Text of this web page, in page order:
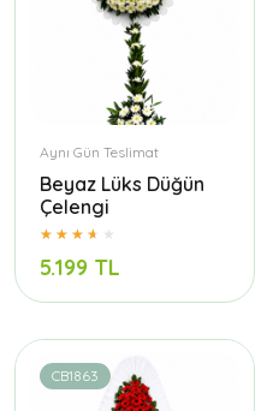
Aynı Gün Teslimat
Beyaz Lüks Düğün
Çelengi
5.199 TL
CB1863